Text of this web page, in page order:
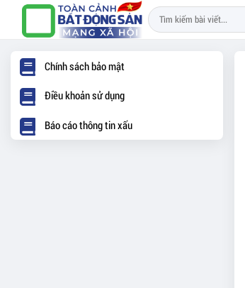
Chính sách bảo mật
Điều khoản sử dụng
Báo cáo thông tin xấu